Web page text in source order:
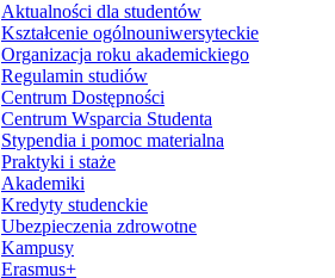
Aktualności dla studentów
Kształcenie ogólnouniwersyteckie
Organizacja roku akademickiego
Regulamin studiów
Centrum Dostępności
Centrum Wsparcia Studenta
Stypendia i pomoc materialna
Praktyki i staże
Akademiki
Kredyty studenckie
Ubezpieczenia zdrowotne
Kampusy
Erasmus+